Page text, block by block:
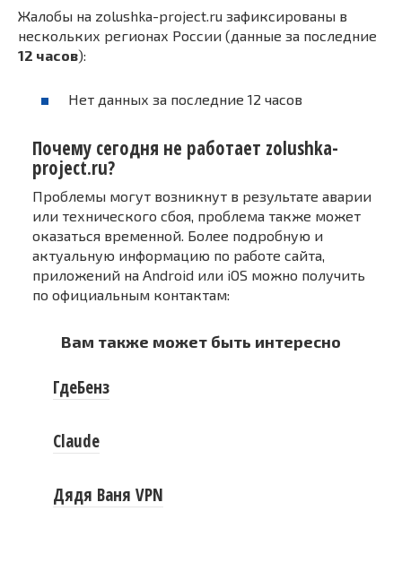
Жалобы на zolushka-project.ru зафиксированы в
нескольких регионах России (данные за последние
12 часов):
Нет данных за последние 12 часов
Почему сегодня не работает zolushka-
project.ru?
Проблемы могут возникнут в результате аварии
или технического сбоя, проблема также может
оказаться временной. Более подробную и
актуальную информацию по работе сайта,
приложений на Android или iOS можно получить
по официальным контактам:
Вам также может быть интересно
ГдеБенз
Claude
Дядя Ваня VPN